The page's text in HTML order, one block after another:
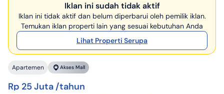
Iklan ini sudah tidak aktif
Iklan ini tidak aktif dan belum diperbarui oleh pemilik iklan.
Temukan iklan properti lain yang sesuai kebutuhan Anda
Lihat Properti Serupa
Apartemen Akses Mall
Rp 25 Juta /tahun